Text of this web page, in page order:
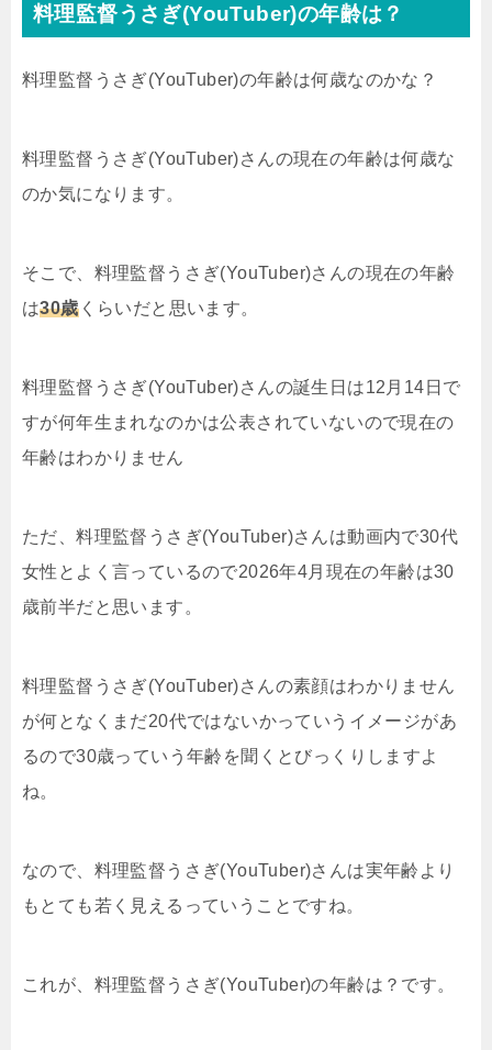
料理監督うさぎ(YouTuber)の年齢は？
料理監督うさぎ(YouTuber)の年齢は何歳なのかな？
料理監督うさぎ(YouTuber)さんの現在の年齢は何歳な
のか気になります。
そこで、料理監督うさぎ(YouTuber)さんの現在の年齢
は30歳くらいだと思います。
料理監督うさぎ(YouTuber)さんの誕生日は12月14日で
すが何年生まれなのかは公表されていないので現在の
年齢はわかりません
ただ、料理監督うさぎ(YouTuber)さんは動画内で30代
女性とよく言っているので2026年4月現在の年齢は30
歳前半だと思います。
料理監督うさぎ(YouTuber)さんの素顔はわかりません
が何となくまだ20代ではないかっていうイメージがあ
るので30歳っていう年齢を聞くとびっくりしますよ
ね。
なので、料理監督うさぎ(YouTuber)さんは実年齢より
もとても若く見えるっていうことですね。
これが、料理監督うさぎ(YouTuber)の年齢は？です。